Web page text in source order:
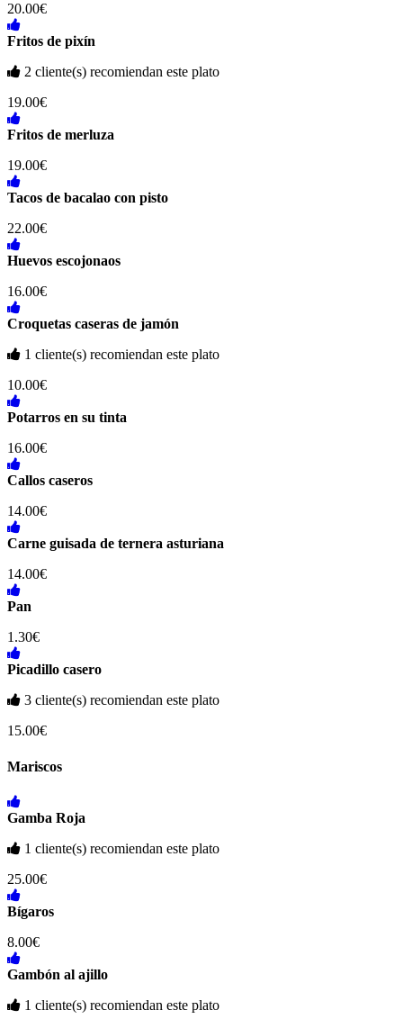
20.00€
Fritos de pixín
2 cliente(s) recomiendan este plato
19.00€
Fritos de merluza
19.00€
Tacos de bacalao con pisto
22.00€
Huevos escojonaos
16.00€
Croquetas caseras de jamón
1 cliente(s) recomiendan este plato
10.00€
Potarros en su tinta
16.00€
Callos caseros
14.00€
Carne guisada de ternera asturiana
14.00€
Pan
1.30€
Picadillo casero
3 cliente(s) recomiendan este plato
15.00€
Mariscos
Gamba Roja
1 cliente(s) recomiendan este plato
25.00€
Bígaros
8.00€
Gambón al ajillo
1 cliente(s) recomiendan este plato